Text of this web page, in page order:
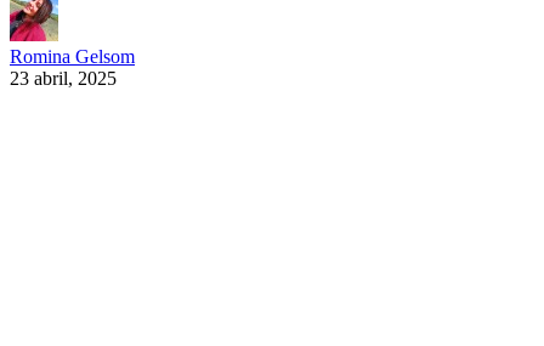
Romina Gelsom
23 abril, 2025